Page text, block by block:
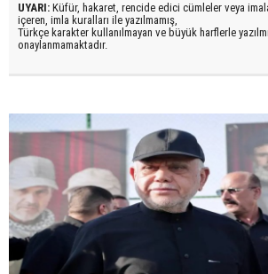
UYARI: Küfür, hakaret, rencide edici cümleler veya
içeren, imla kuralları ile yazılmamış,
Türkçe karakter kullanılmayan ve büyük harflerle
onaylanmamaktadır.